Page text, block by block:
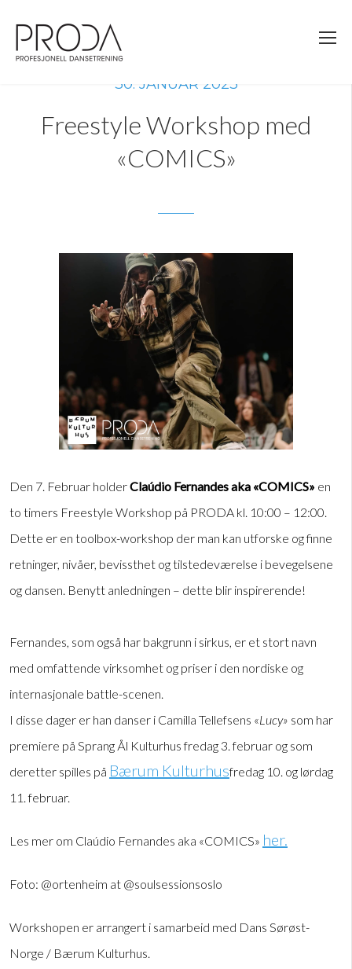
sidens
hovedinnhold
30. JANUAR 2023
Freestyle Workshop med
«COMICS»
Den 7. Februar holderClaúdio Fernandesaka «COMICS» en
to timers Freestyle Workshop på PRODA kl. 10:00 – 12:00.
Dette er en toolbox-workshop der man kan utforske og finne
retninger, nivåer, bevissthet og tilstedeværelse i bevegelsene
og dansen. Benytt anledningen – dette blir inspirerende!
Fernandes, som også har bakgrunn i sirkus, er et stort navn
med omfattende virksomhet og priser i den nordiske og
internasjonale battle-scenen.
I disse dager er han danser i Camilla Tellefsens «Lucy» som har
premiere på Sprang Ål Kulturhus fredag 3. februar og som
deretter spilles på Bærum Kulturhusfredag 10. og lørdag
11. februar.
Les mer om Claúdio Fernandes aka «COMICS» her.
Foto: @ortenheim at @soulsessionsoslo
Workshopen er arrangert i samarbeid med Dans Sørøst-
Norge / Bærum Kulturhus.